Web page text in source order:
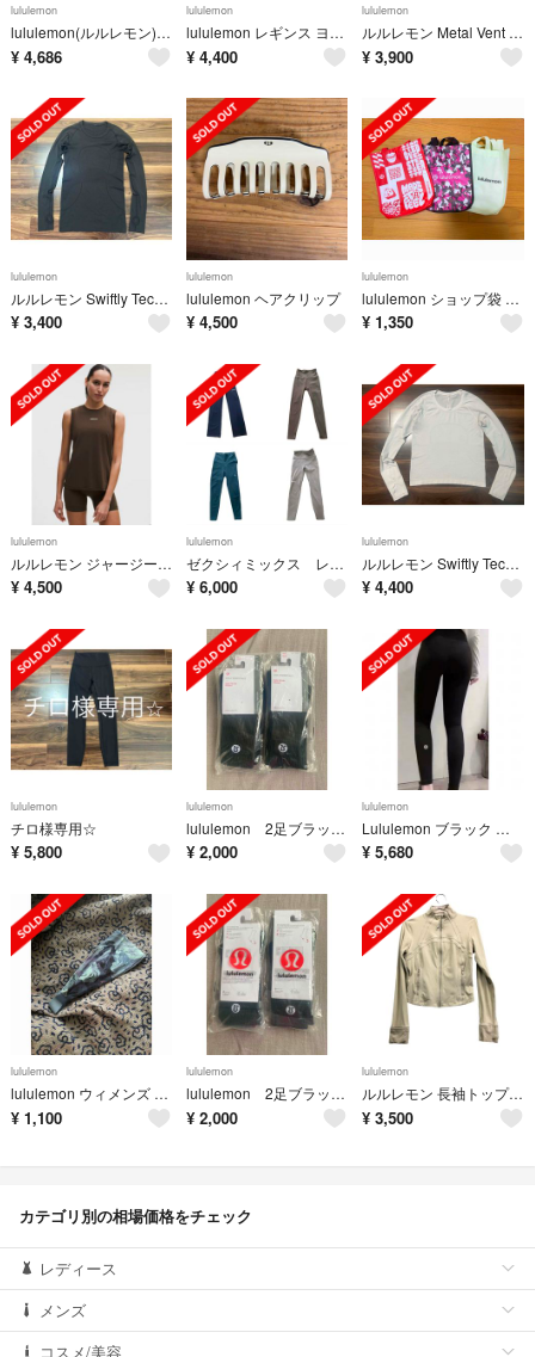
lululemon
lululemon(ルルレモン) ハイライズジョガーパンツ レディース パンツ
¥ 4,686
lululemon
lululemon レギンス ヨガウェア ブラック サイズ4
¥ 4,400
lululemon
ルルレモン Metal Vent Breathe ロングスリーブ アメリカM
¥ 3,900
lululemon
ルルレモン Swiftly Tech Long Sleeve 黒 サイズ6
¥ 3,400
lululemon
lululemon ヘアクリップ
¥ 4,500
lululemon
lululemon ショップ袋 3枚セット
¥ 1,350
lululemon
ルルレモン ジャージートレーニングマッスルタンクトップ
¥ 4,500
lululemon
ゼクシィミックス レギンス4枚セット➕ギフト ヨガ ピラティス ルルレモン好きに
¥ 6,000
lululemon
ルルレモン Swiftly Tech Long Sleeve 白 サイズ6
¥ 4,400
lululemon
チロ様専用☆
¥ 5,800
lululemon
lululemon 2足ブラックソックス Mサイズ（24.0-25.5cm）
¥ 2,000
lululemon
Lululemon ブラック ヨガパンツ 6サイズ
¥ 5,680
lululemon
lululemon ウィメンズ ワイドリバーシブルヘッドバンド
¥ 1,100
lululemon
lululemon 2足ブラックソックス Mサイズ（24.0-25.5cm）
¥ 2,000
lululemon
ルルレモン 長袖トップス ジップアップ ベージュ【AFB16】
¥ 3,500
カテゴリ別の相場価格をチェック
レディース
メンズ
コスメ/美容